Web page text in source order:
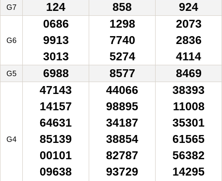
G7 124 858 924
G6
0686
9913
3013
1298
7740
5274
2073
2836
4114
G5 6988 8577 8469
G4
47143
14157
64631
85139
00101
09638
44066
98895
34187
38854
82787
93729
38393
11008
35301
61565
56382
14295